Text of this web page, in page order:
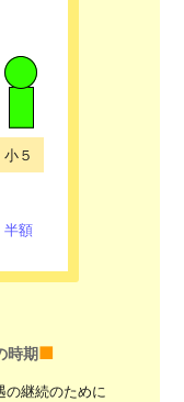
小５
半額
時期
の継続のために